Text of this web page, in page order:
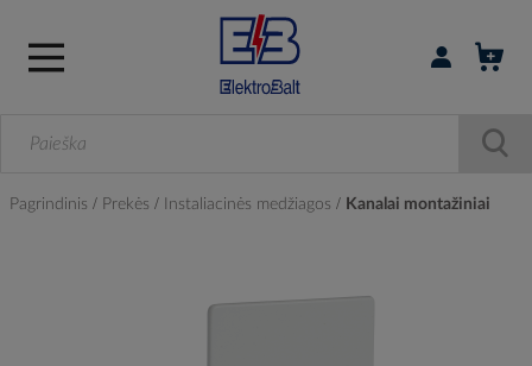
Prisijungti /
Pagrindinis Prekės Instaliacinės medžiagos Kanalai montažiniai